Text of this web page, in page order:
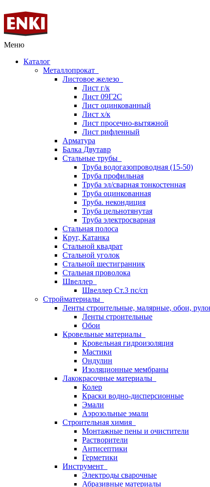
Меню
Каталог
Металлопрокат
Листовое железо
Лист г/к
Лист 09Г2С
Лист оцинкованный
Лист х/к
Лист просечно-вытяжной
Лист рифленный
Арматура
Балка Двутавр
Стальные трубы
Труба водогазопроводная (15-50)
Труба профильная
Труба эл/сварная тонкостенная
Труба оцинкованная
Труба. некондиция
Труба цельнотянутая
Труба электросварная
Стальная полоса
Круг, Катанка
Стальной квадрат
Стальной уголок
Стальной шестигранник
Стальная проволока
Швеллер
Швеллер Ст.3 пс/сп
Стройматериалы
Ленты строительные, малярные, обои,
Ленты строительные
Обои
Кровельные материалы
Кровельная гидроизоляция
Мастики
Ондулин
Изоляционные мембраны
Лакокрасочные материалы
Колер
Краски водно-дисперсионные
Эмали
Аэрозольные эмали
Строительная химия
Монтажные пены и очистители
Растворители
Антисептики
Герметики
Инструмент
Электроды сварочные
Абразивные материалы